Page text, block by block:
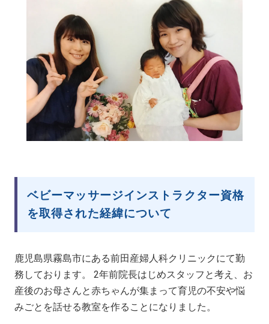
ベビーマッサージインストラクター資格
を取得された経緯について
鹿児島県霧島市にある前田産婦人科クリニックにて勤
務しております。 2年前院長はじめスタッフと考え、お
産後のお母さんと赤ちゃんが集まって育児の不安や悩
みごとを話せる教室を作ることになりました。